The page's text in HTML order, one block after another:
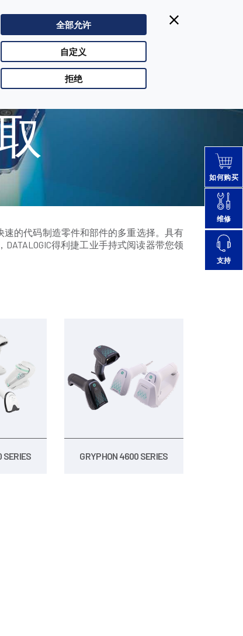
全部允许
自定义
拒绝
得利捷:400-1188-898| Singapore
速的代码制造零件和部件的多重选择。具有
得利捷工业手持式阅读器带您领
SERIES GRYPHON 4600 SERIES
如何购买
维修
支持